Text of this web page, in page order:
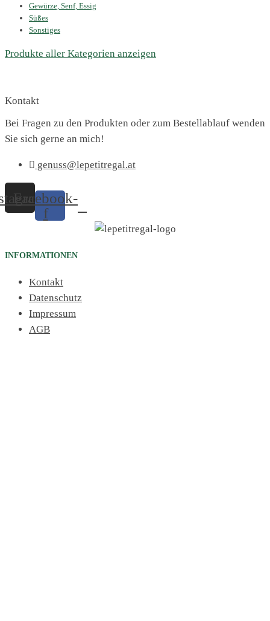
Gewürze, Senf, Essig
Süßes
Sonstiges
Produkte aller Kategorien anzeigen
Kontakt
Bei Fragen zu den Produkten oder zum Bestellablauf wenden
Sie sich gerne an mich!
genuss@lepetitregal.at
Facebook-
f
INFORMATIONEN
Kontakt
Datenschutz
Impressum
AGB